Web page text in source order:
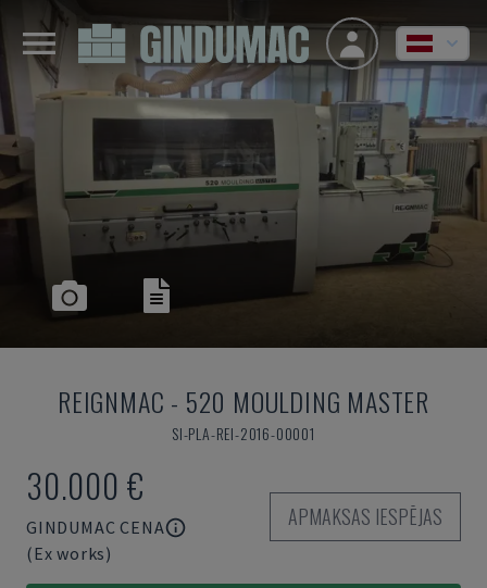
REIGNMAC - 520 MOULDING MASTER
SI-PLA-REI-2016-00001
30.000 €
GINDUMAC CENA
(Ex works)
APMAKSAS IESPĒJAS